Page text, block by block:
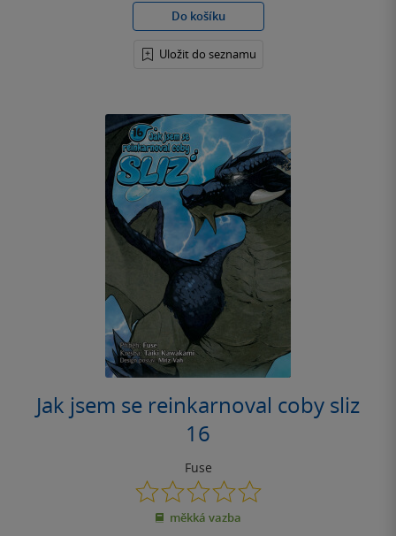
Do košíku
Uložit do seznamu
Jak jsem se reinkarnoval coby sliz
16
Fuse
0.0
z
5
měkká vazba